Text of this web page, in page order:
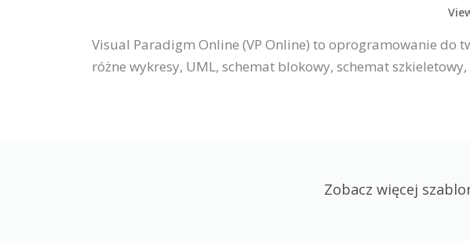
Visual Paradigm Online (VP Online) to oprogramowanie do
różne wykresy, UML, schemat blokowy, schemat
Zobacz więcej